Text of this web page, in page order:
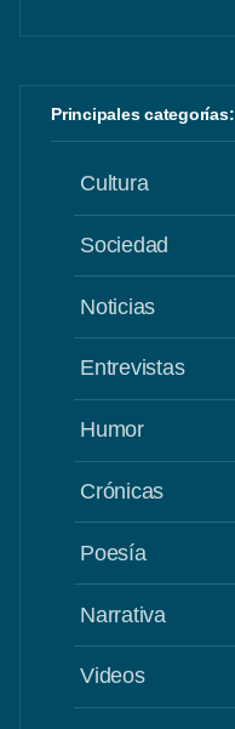
Principales categorías:
Cultura
Sociedad
Noticias
Entrevistas
Humor
Crónicas
Poesía
Narrativa
Videos